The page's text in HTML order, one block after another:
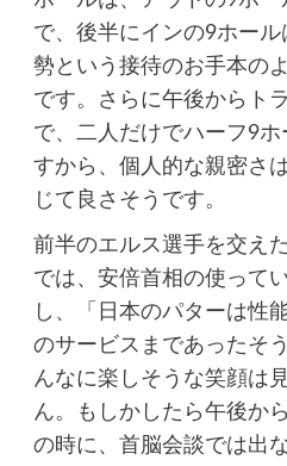
で、後半にインの9ホー
勢という接待のお手本の
です。さらに午後からト
で、二人だけでハーフ9
すから、個人的な親密さ
じて良さそうです。
前半のエルス選手を交え
では、安倍首相の使って
し、「日本のパターは性
のサービスまであったそ
んなに楽しそうな笑顔は
ん。もしかしたら午後か
の時に、首脳会談では出